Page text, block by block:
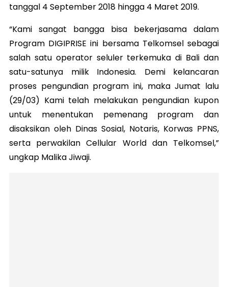
tanggal 4 September 2018 hingga 4 Maret 2019.
“Kami sangat bangga bisa bekerjasama dalam
Program DIGIPRISE ini bersama Telkomsel sebagai
salah satu operator seluler terkemuka di Bali dan
satu-satunya milik Indonesia. Demi kelancaran
proses pengundian program ini, maka Jumat lalu
(29/03) Kami telah melakukan pengundian kupon
untuk menentukan pemenang program dan
disaksikan oleh Dinas Sosial, Notaris, Korwas PPNS,
serta perwakilan Cellular World dan Telkomsel,”
ungkap Malika Jiwaji.